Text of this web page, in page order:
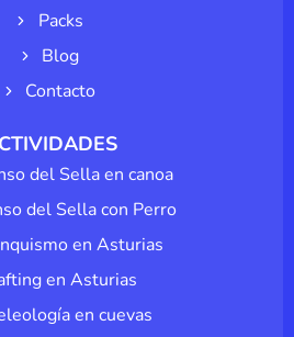
Packs
Blog
Contacto
del Sella en canoa
del Sella con Perro
en Asturias
en Asturias
en cuevas